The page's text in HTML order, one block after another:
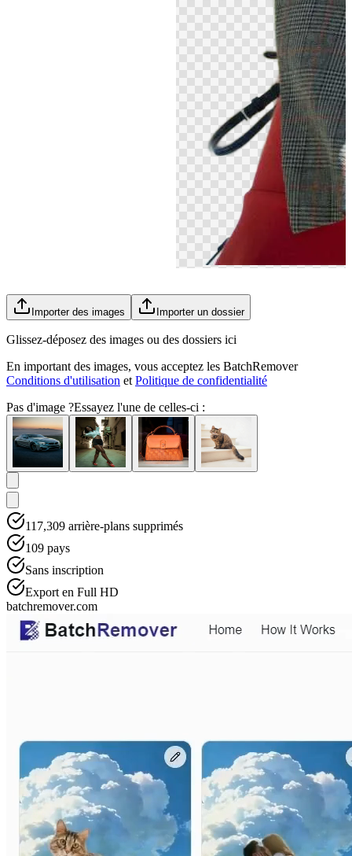
Importer des images Importer un dossier
Glissez-déposez des images ou des dossiers ici
En important des images, vous acceptez les BatchRemover
Conditions d'utilisation et Politique de confidentialité
Pas d'image ?Essayez l'une de celles-ci :
117,309 arrière-plans supprimés
109 pays
Sans inscription
Export en Full HD
batchremover.com